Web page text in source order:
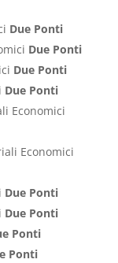
Due Ponti
Due Ponti
Due Ponti
Due Ponti
Economici
Economici
Due Ponti
Due Ponti
Ponti
Ponti